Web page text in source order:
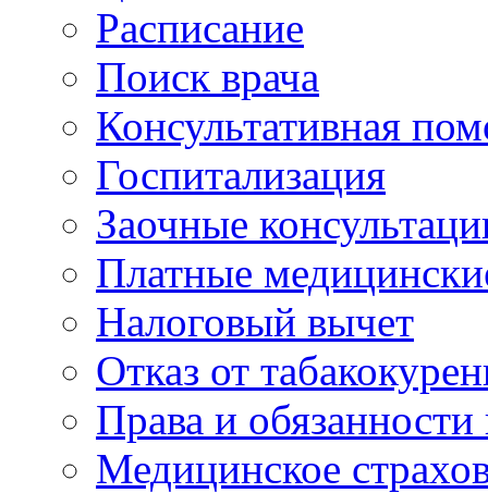
Расписание
Поиск врача
Консультативная
Госпитализация
Заочные
Платные
Налоговый вычет
Отказ от
Права и
Медицинское